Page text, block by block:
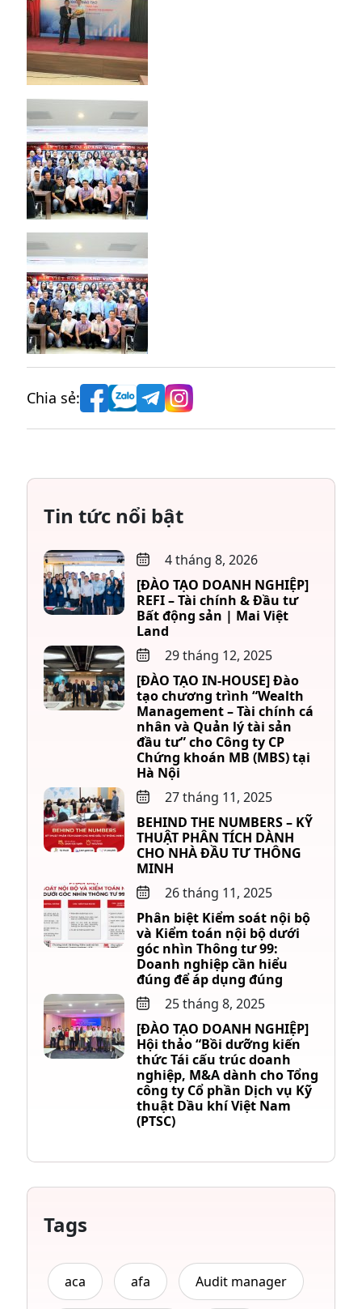
Chia sẻ:
Tin tức nổi bật
4 tháng 8, 2026
[ĐÀO TẠO DOANH NGHIỆP]
REFI – Tài chính & Đầu tư
Bất động sản | Mai Việt
Land
29 tháng 12, 2025
[ĐÀO TẠO IN-HOUSE] Đào
tạo chương trình “Wealth
Management – Tài chính cá
nhân và Quản lý tài sản
đầu tư” cho Công ty CP
Chứng khoán MB (MBS) tại
Hà Nội
27 tháng 11, 2025
BEHIND THE NUMBERS – KỸ
THUẬT PHÂN TÍCH DÀNH
CHO NHÀ ĐẦU TƯ THÔNG
MINH
26 tháng 11, 2025
Phân biệt Kiểm soát nội bộ
và Kiểm toán nội bộ dưới
góc nhìn Thông tư 99:
Doanh nghiệp cần hiểu
đúng để áp dụng đúng
25 tháng 8, 2025
[ĐÀO TẠO DOANH NGHIỆP]
Hội thảo “Bồi dưỡng kiến
thức Tái cấu trúc doanh
nghiệp, M&A dành cho Tổng
công ty Cổ phần Dịch vụ Kỹ
thuật Dầu khí Việt Nam
(PTSC)
Tags
aca afa Audit manager